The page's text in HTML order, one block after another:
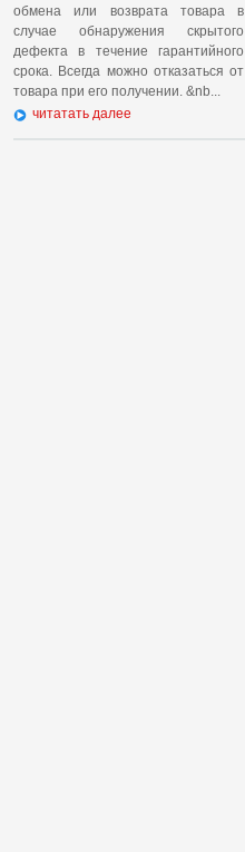
обмена или возврата товара в
случае обнаружения скрытого
дефекта в течение гарантийного
срока. Всегда можно отказаться от
товара при его получении. &nb...
читатать далее